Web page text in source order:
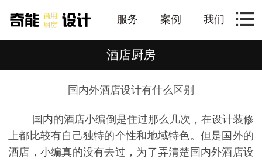
服务 案例 我们
酒店厨房
国内外酒店设计有什么区别
国内的酒店小编倒是住过那么几次，在设计装修
上都比较有自己独特的个性和地域特色。但是国外的
酒店，小编真的没有去过，为了弄清楚国内外酒店设